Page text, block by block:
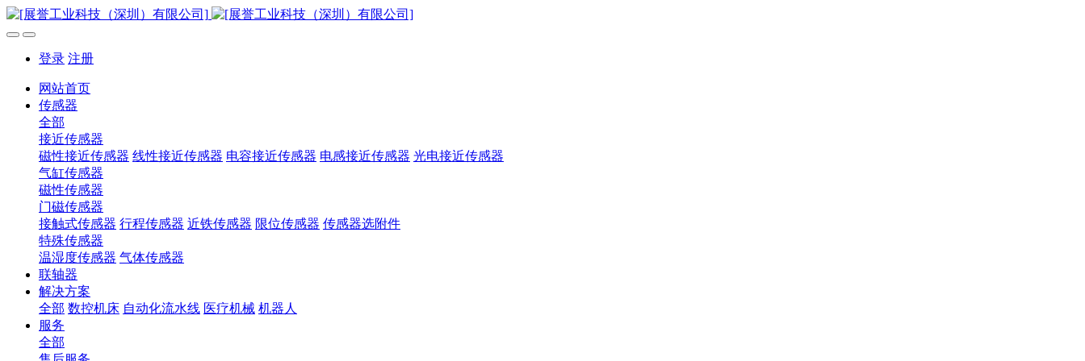
登录 注册
网站首页
传感器
全部
接近传感器
磁性接近传感器 线性接近传感器 电容接近传感器 电感接近传感器 光电接近传感器
气缸传感器
磁性传感器
门磁传感器
接触式传感器 行程传感器 近铁传感器 限位传感器 传感器选附件
特殊传感器
温湿度传感器 气体传感器
联轴器
解决方案
全部 数控机床 自动化流水线 医疗机械 机器人
服务
全部